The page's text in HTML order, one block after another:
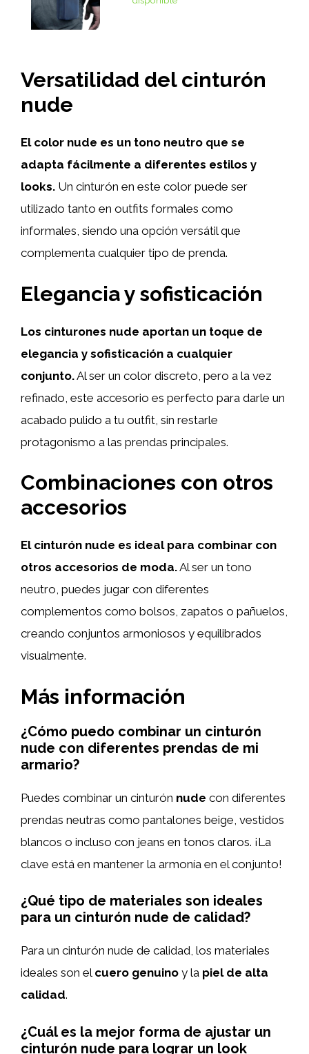
Versatilidad del cinturón
nude
El color nude es un tono neutro que se
adapta fácilmente a diferentes estilos y
looks. Un cinturón en este color puede ser
utilizado tanto en outfits formales como
informales, siendo una opción versátil que
complementa cualquier tipo de prenda.
Elegancia y sofisticación
Los cinturones nude aportan un toque de
elegancia y sofisticación a cualquier
conjunto.Al ser un color discreto, pero a la vez
refinado, este accesorio es perfecto para darle un
acabado pulido a tu outfit, sin restarle
protagonismo a las prendas principales.
Combinaciones con otros
accesorios
El cinturón nude es ideal para combinar con
otros accesorios de moda.Al ser un tono
neutro, puedes jugar con diferentes
complementos como bolsos, zapatos o pañuelos,
creando conjuntos armoniosos y equilibrados
visualmente.
Más información
¿Cómo puedo combinar un cinturón
nude con diferentes prendas de mi
armario?
Puedes combinar un cinturón nude con diferentes
prendas neutras como pantalones beige, vestidos
blancos o incluso con jeans en tonos claros. ¡La
clave está en mantener la armonía en el conjunto!
¿Qué tipo de materiales son ideales
para un cinturón nude de calidad?
Para un cinturón nude de calidad, los materiales
ideales son el cuero genuino y la piel de alta
calidad.
¿Cuál es la mejor forma de ajustar un
cinturón nude para lograr un look